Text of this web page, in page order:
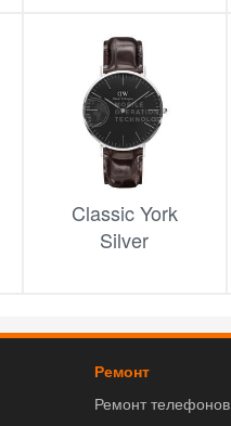
Classic York
Silver
Ремонт
Ремонт телефонов